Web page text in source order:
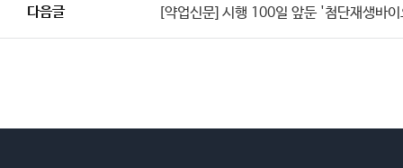
다음글 [약업신문] 시행 100일 앞둔 '첨단재생바